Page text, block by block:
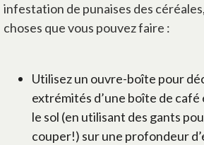
infestation de punaises des
choses que vous pouvez faire :
Utilisez un ouvre-boîte pour
extrémités d’une boîte de
le sol (en utilisant des gants
couper!) sur une profondeur